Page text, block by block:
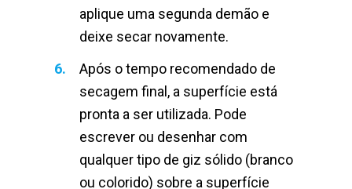
aplique uma segunda demão e
deixe secar novamente.
Após o tempo recomendado de
secagem final, a superfície está
pronta a ser utilizada. Pode
escrever ou desenhar com
qualquer tipo de giz sólido (branco
ou colorido) sobre a superfície